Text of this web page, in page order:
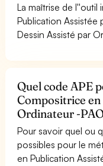
La maîtrise de l''outil
Publication Assistée
Dessin Assisté par
Quel code APE
Compositrice
Ordinateur -
Pour savoir quel ou
possibles pour le
en Publication